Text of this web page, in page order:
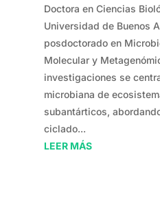
Doctora en Ciencias
Universidad de Buenos
posdoctorado en
Molecular y
investigaciones se
microbiana de
subantárticos,
ciclado...
LEER MÁS